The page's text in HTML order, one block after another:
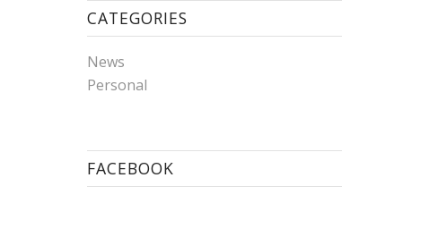
CATEGORIES
News
Personal
FACEBOOK